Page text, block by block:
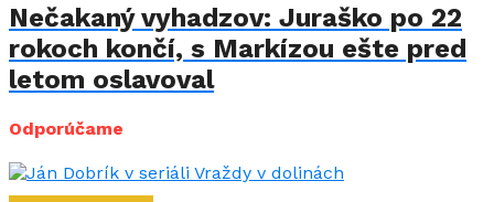
Nečakaný vyhadzov: Juraško po 22
rokoch končí, s Markízou ešte pred
letom oslavoval
Odporúčame